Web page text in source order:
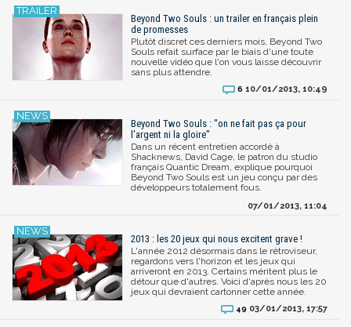
Beyond Two Souls : un trailer en français plein
de promesses
Plutôt discret ces derniers mois, Beyond Two
Souls refait surface par le biais d'une toute
nouvelle vidéo que l'on vous laisse découvrir
sans plus attendre.
6 10/01/2013, 10:49
Beyond Two Souls : "on ne fait pas ça pour
l'argent ni la gloire"
Dans un récent entretien accordé à
Shacknews, David Cage, le patron du studio
français Quantic Dream, explique pourquoi
Beyond Two Souls est un jeu conçu par des
développeurs totalement fous.
07/01/2013, 11:04
2013 : les 20 jeux qui nous excitent grave !
L'année 2012 désormais dans le rétroviseur,
regardons vers l'horizon et les jeux qui
arriveront en 2013. Certains méritent plus le
détour que d'autres. Voici d'après nous les 20
jeux qui devraient cartonner cette année.
49 03/01/2013, 17:57